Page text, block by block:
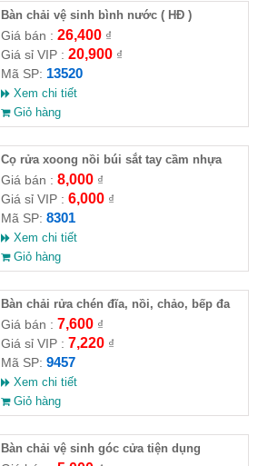
Bàn chải vệ sinh bình nước ( HĐ )
Giá bán : 26,400₫
Giá sỉ VIP : 20,900₫
Mã SP: 13520
Xem chi tiết
Giỏ hàng
Cọ rửa xoong nồi búi sắt tay cầm nhựa
Giá bán : 8,000₫
Giá sỉ VIP : 6,000₫
Mã SP: 8301
Xem chi tiết
Giỏ hàng
Bàn chải rửa chén đĩa, nồi, chảo, bếp đa
năng 27x6cm
Giá bán : 7,600₫
Giá sỉ VIP : 7,220₫
Mã SP: 9457
Xem chi tiết
Giỏ hàng
Bàn chải vệ sinh góc cửa tiện dụng